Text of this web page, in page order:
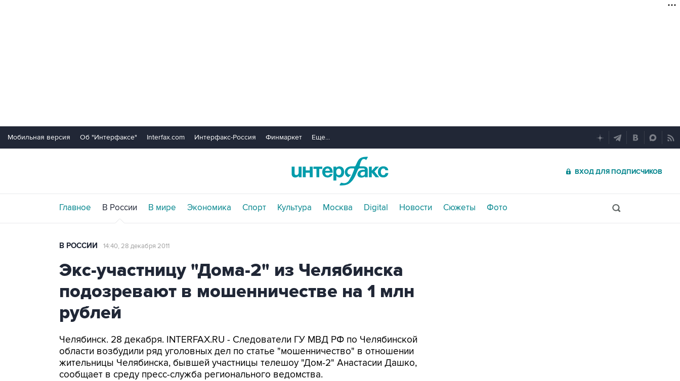
Мобильная версия Об "Интерфаксе" Interfax.com Интерфакс-Россия Финмаркет Еще...
ВХОД ДЛЯ ПОДПИСЧИКОВ
Главное В России В мире Экономика Спорт Культура Москва Digital Новости Сюжеты Фото
В РОССИИ 14:40, 28 декабря 2011
Экс-участницу "Дома-2" из Челябинска
подозревают в мошенничестве на 1 млн
рублей
Челябинск. 28 декабря. INTERFAX.RU - Следователи ГУ МВД РФ по Челябинской
области возбудили ряд уголовных дел по статье "мошенничество" в отношении
жительницы Челябинска, бывшей участницы телешоу "Дом-2" Анастасии Дашко,
сообщает в среду пресс-служба регионального ведомства.